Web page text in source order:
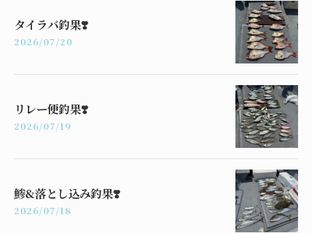
タイラバ釣果❣️
2026/07/20
リレー便釣果❣️
2026/07/19
鯵&落とし込み釣果❣️
2026/07/18